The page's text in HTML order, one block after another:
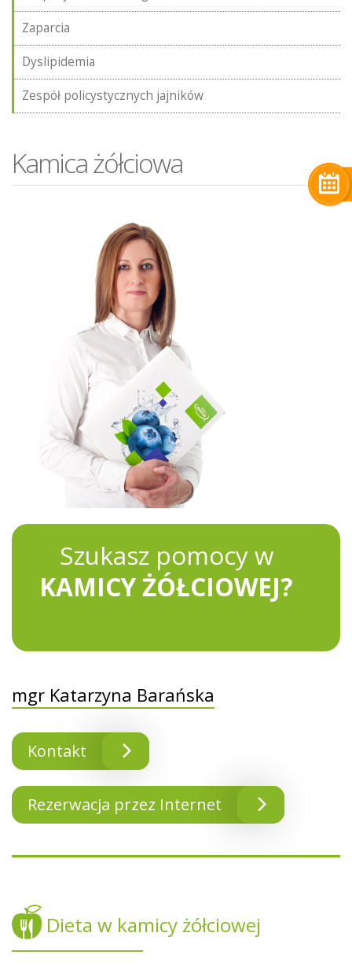
Zaparcia
Dyslipidemia
Zespół policystycznych jajników
Kamica żółciowa
Szukasz pomocy w
KAMICY ŻÓŁCIOWEJ?
mgr Katarzyna Barańska
Kontakt
Rezerwacja przez Internet
Dieta w kamicy żółciowej